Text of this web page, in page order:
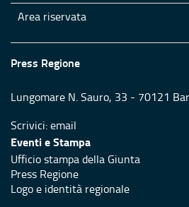
Area riservata
Press Regione
Lungomare N. Sauro, 33 - 70121
Scrivici:email
Eventi e Stampa
Ufficio stampa della Giunta
Press Regione
Logo e identità regionale